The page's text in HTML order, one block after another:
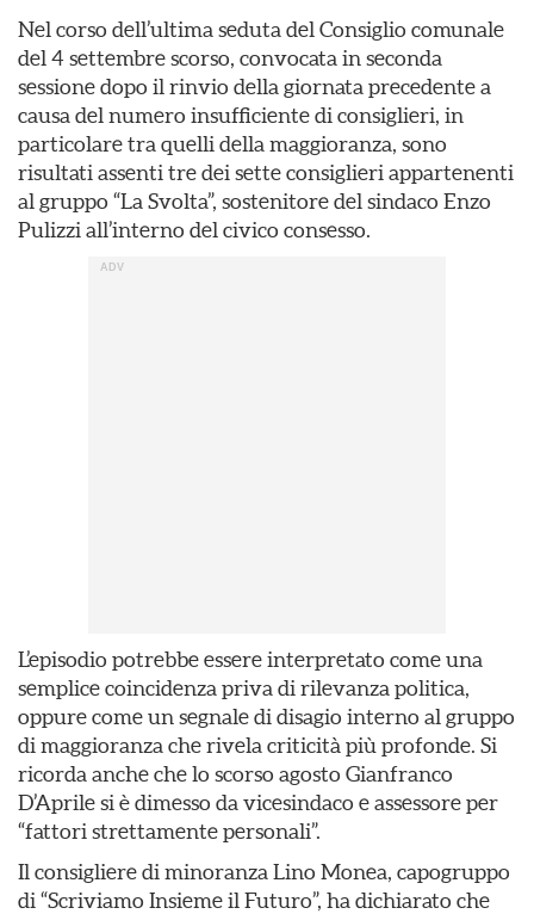
Nel corso dell’ultima seduta del Consiglio comunale
del 4 settembre scorso, convocata in seconda
sessione dopo il rinvio della giornata precedente a
causa del numero insufficiente di consiglieri, in
particolare tra quelli della maggioranza, sono
risultati assenti tre dei sette consiglieri appartenenti
al gruppo “La Svolta”, sostenitore del sindaco Enzo
Pulizzi all’interno del civico consesso.
L’episodio potrebbe essere interpretato come una
semplice coincidenza priva di rilevanza politica,
oppure come un segnale di disagio interno al gruppo
di maggioranza che rivela criticità più profonde. Si
ricorda anche che lo scorso agosto Gianfranco
D’Aprile si è dimesso da vicesindaco e assessore per
“fattori strettamente personali”.
Il consigliere di minoranza Lino Monea, capogruppo
di “Scriviamo Insieme il Futuro”, ha dichiarato che